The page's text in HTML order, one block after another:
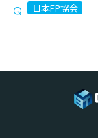
日本FP協会